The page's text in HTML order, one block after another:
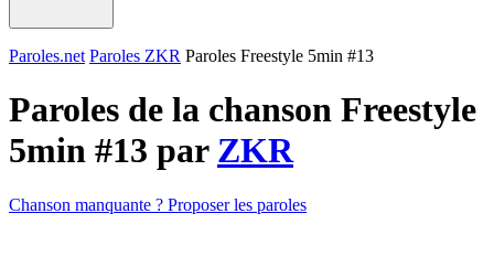
Paroles.net Paroles ZKR Paroles Freestyle 5min #13
Paroles de la chanson Freestyle
5min #13 par ZKR
Chanson manquante ? Proposer les paroles